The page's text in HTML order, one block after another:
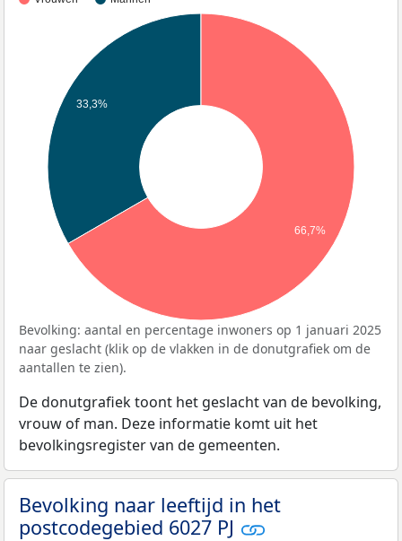
33,3%
66,7%
Bevolking: aantal en percentage inwoners op 1 januari 2025
naar geslacht (klik op de vlakken in de donutgrafiek om de
aantallen te zien).
De donutgrafiek toont het geslacht van de bevolking,
vrouw of man. Deze informatie komt uit het
bevolkingsregister van de gemeenten.
Bevolking naar leeftijd in het
postcodegebied 6027 PJ